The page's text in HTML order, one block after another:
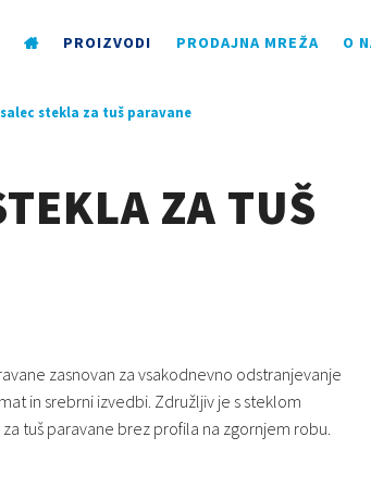
PROIZVODI PRODAJNA MREŽA O
stekla za tuš paravane
ZA TUŠ
zasnovan za vsakodnevno odstranjevanje
in srebrni izvedbi. Združljiv je s steklom
tuš paravane brez profila na zgornjem robu.